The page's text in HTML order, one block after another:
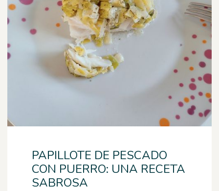
PAPILLOTE DE PESCADO
CON PUERRO: UNA RECETA
SABROSA